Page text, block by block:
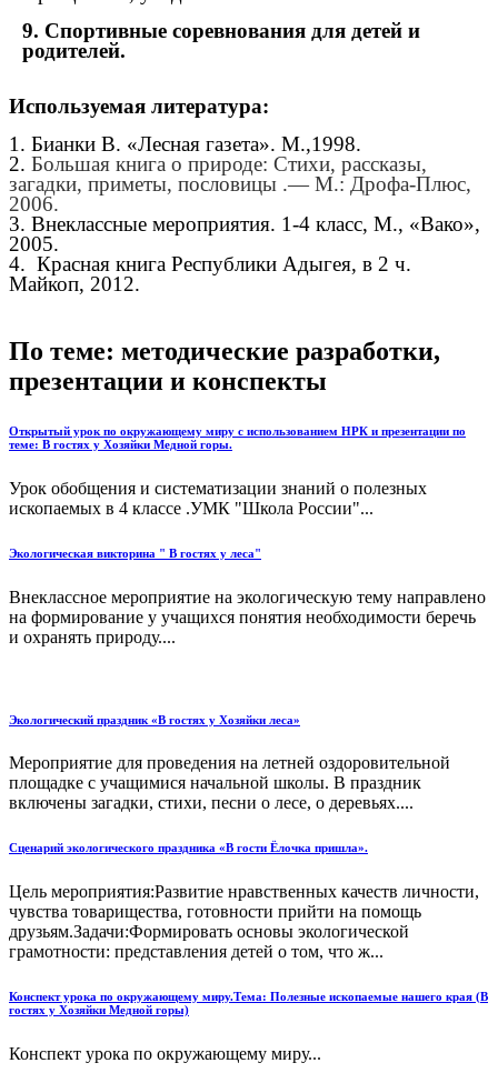
9. Спортивные соревнования для детей и
родителей.
Используемая литература:
1. Бианки В. «Лесная газета». М.,1998.
2. Большая книга о природе: Стихи, рассказы,
загадки, приметы, пословицы .— М.: Дрофа-Плюс,
2006.
3. Внеклассные мероприятия. 1-4 класс, М., «Вако»,
2005.
4. Красная книга Республики Адыгея, в 2 ч.
Майкоп, 2012.
По теме: методические разработки,
презентации и конспекты
Открытый урок по окружающему миру с использованием НРК и презентации по
теме: В гостях у Хозяйки Медной горы.
Урок обобщения и систематизации знаний о полезных
ископаемых в 4 классе .УМК "Школа России"...
Экологическая викторина " В гостях у леса"
Внеклассное мероприятие на экологическую тему направлено
на формирование у учащихся понятия необходимости беречь
и охранять природу....
Экологический праздник «В гостях у Хозяйки леса»
Мероприятие для проведения на летней оздоровительной
площадке с учащимися начальной школы. В праздник
включены загадки, стихи, песни о лесе, о деревьях....
Сценарий экологического праздника «В гости Ёлочка пришла».
Цель мероприятия:Развитие нравственных качеств личности,
чувства товарищества, готовности прийти на помощь
друзьям.Задачи:Формировать основы экологической
грамотности: представления детей о том, что ж...
Конспект урока по окружающему миру.Тема: Полезные ископаемые нашего края (В
гостях у Хозяйки Медной горы)
Конспект урока по окружающему миру...